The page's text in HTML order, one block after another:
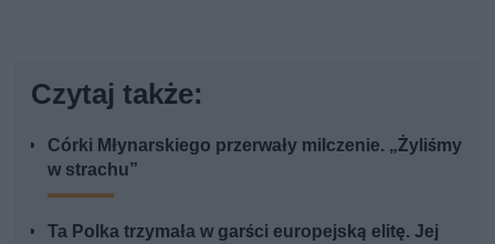
Czytaj także:
Córki Młynarskiego przerwały milczenie. „Żyliśmy
w strachu”
Ta Polka trzymała w garści europejską elitę. Jej